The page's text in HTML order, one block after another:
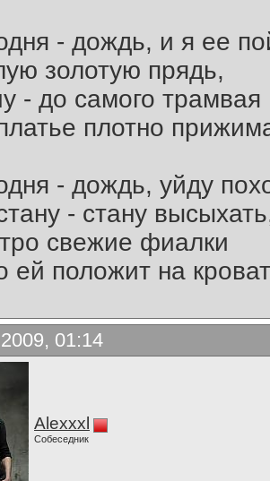
- дождь, и я ее
золотую прядь,
- до самого трамвая
плотно
- дождь, уйду
- стану
свежие фиалки
ей положит на
01:14
Alexxxl
Собеседник